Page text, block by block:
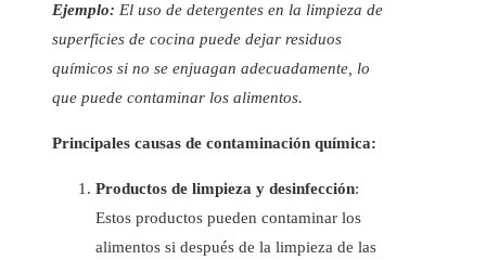
Ejemplo: El uso de detergentes en la limpieza de
superficies de cocina puede dejar residuos
químicos si no se enjuagan adecuadamente, lo
que puede contaminar los alimentos.
Principales causas de contaminación química:
Productos de limpieza y desinfección:
Estos productos pueden contaminar los
alimentos si después de la limpieza de las